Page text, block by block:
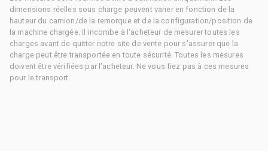
dimensions réelles sous charge peuvent varier en fonction de la
hauteur du camion/de la remorque et de la configuration/position de
la machine chargée. Il incombe à l'acheteur de mesurer toutes les
charges avant de quitter notre site de vente pour s'assurer que la
charge peut être transportée en toute sécurité. Toutes les mesures
doivent être vérifiées par l'acheteur. Ne vous fiez pas à ces mesures
pour le transport.